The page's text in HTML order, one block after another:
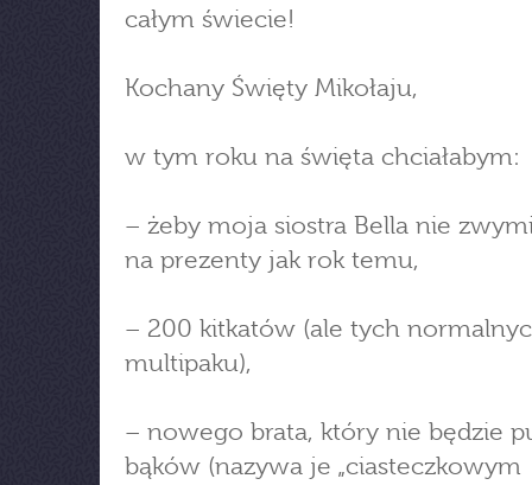
całym świecie!
Kochany Święty Mikołaju,
w tym roku na święta chciałabym:
– żeby moja siostra Bella nie
na prezenty jak rok temu,
– 200 kitkatów (ale tych
multipaku),
– nowego brata, który nie będzie
bąków (nazywa je „ciasteczkowym